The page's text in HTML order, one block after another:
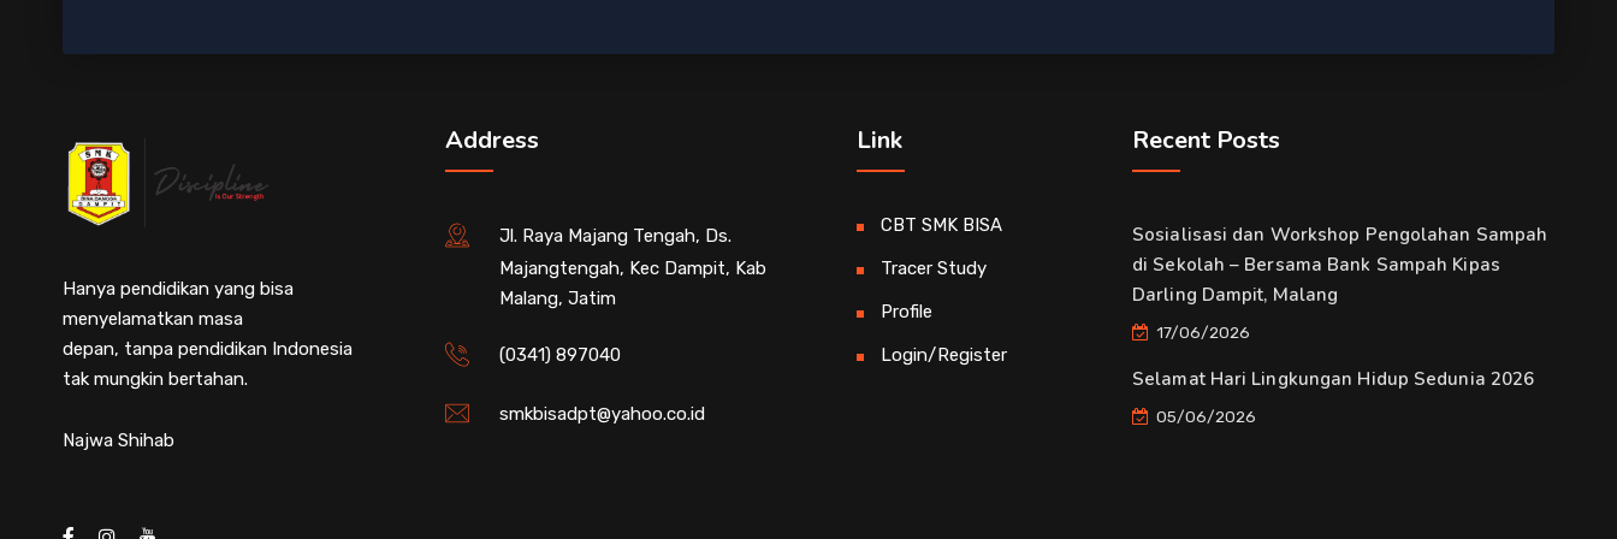
Hanya pendidikan yang bisa
menyelamatkan masa
depan, tanpa pendidikan Indonesia
tak mungkin bertahan.
Najwa Shihab
Address
Jl. Raya Majang Tengah, Ds.
Majangtengah, Kec Dampit, Kab
Malang, Jatim
(0341) 897040
smkbisadpt@yahoo.co.id
Link
CBT SMK BISA
Tracer Study
Profile
Login/Register
Recent Posts
Sosialisasi dan Workshop Pengolahan Sampah
di Sekolah – Bersama Bank Sampah Kipas
Darling Dampit, Malang
17/06/2026
Selamat Hari Lingkungan Hidup Sedunia 2026
05/06/2026